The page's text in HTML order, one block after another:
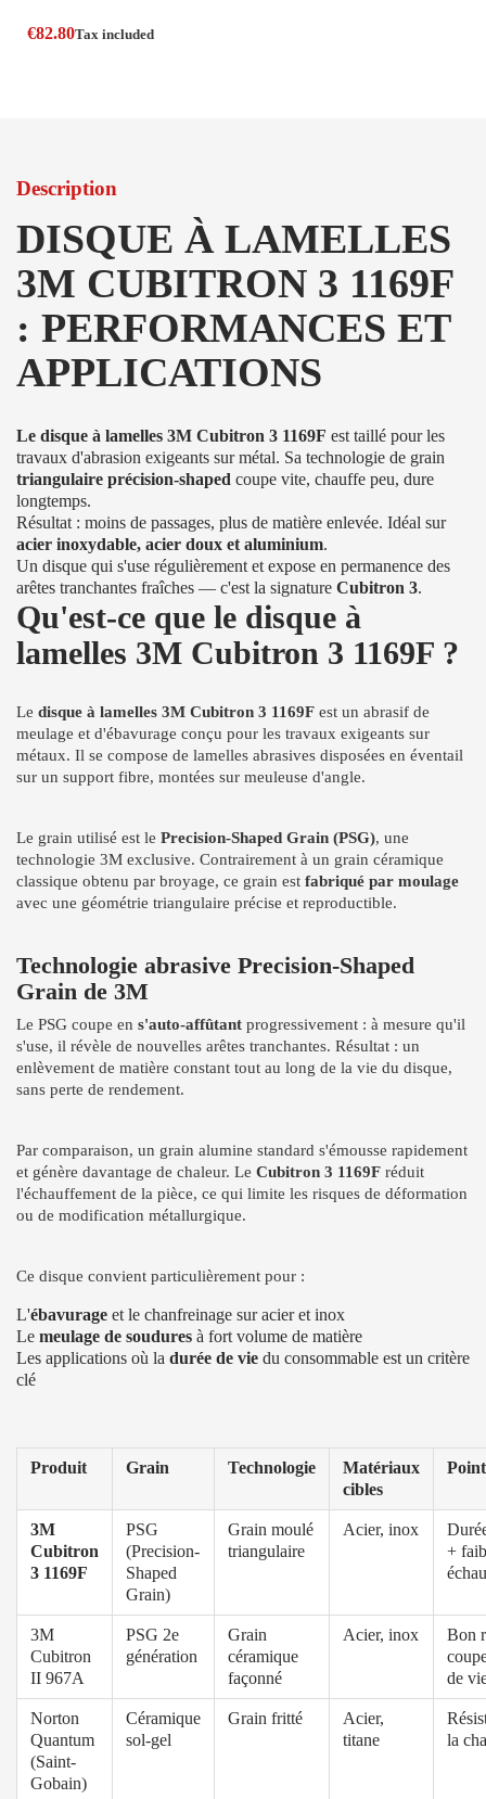
€82.80Tax included
Description
DISQUE À LAMELLES
3M CUBITRON 3 1169F
: PERFORMANCES ET
APPLICATIONS
Le disque à lamelles 3M Cubitron 3 1169F est taillé pour les
travaux d'abrasion exigeants sur métal. Sa technologie de grain
triangulaire précision-shaped coupe vite, chauffe peu, dure
longtemps.
Résultat : moins de passages, plus de matière enlevée. Idéal sur
acier inoxydable, acier doux et aluminium.
Un disque qui s'use régulièrement et expose en permanence des
arêtes tranchantes fraîches — c'est la signature Cubitron 3.
Qu'est-ce que le disque à
lamelles 3M Cubitron 3 1169F ?
Le disque à lamelles 3M Cubitron 3 1169F est un abrasif de
meulage et d'ébavurage conçu pour les travaux exigeants sur
métaux. Il se compose de lamelles abrasives disposées en éventail
sur un support fibre, montées sur meuleuse d'angle.
Le grain utilisé est le Precision-Shaped Grain (PSG), une
technologie 3M exclusive. Contrairement à un grain céramique
classique obtenu par broyage, ce grain est fabriqué par moulage
avec une géométrie triangulaire précise et reproductible.
Technologie abrasive Precision-Shaped
Grain de 3M
Le PSG coupe en s'auto-affûtant progressivement : à mesure qu'il
s'use, il révèle de nouvelles arêtes tranchantes. Résultat : un
enlèvement de matière constant tout au long de la vie du disque,
sans perte de rendement.
Par comparaison, un grain alumine standard s'émousse rapidement
et génère davantage de chaleur. Le Cubitron 3 1169F réduit
l'échauffement de la pièce, ce qui limite les risques de déformation
ou de modification métallurgique.
Ce disque convient particulièrement pour :
L'ébavurage et le chanfreinage sur acier et inox
Le meulage de soudures à fort volume de matière
Les applications où la durée de vie du consommable est un critère
clé
Produit Grain Technologie
Matériaux
cibles
3M
Cubitron
3 1169F
PSG
(Precision-
Shaped
Grain)
Grain moulé
triangulaire
Acier, inox
+
3M
Cubitron
II 967A
PSG 2e
génération
Grain
céramique
façonné
Acier, inox
Bon
de
Norton
Quantum
(Saint-
Gobain)
Céramique
sol-gel
Grain fritté
Acier,
titane
la